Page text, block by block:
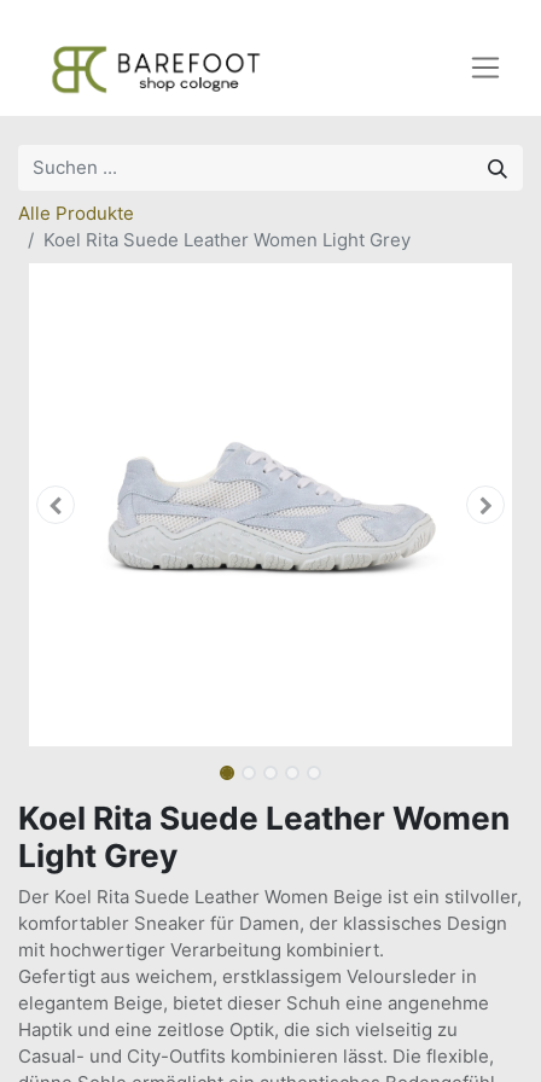
Alle Produkte
Koel Rita Suede Leather Women Light Grey
Koel Rita Suede Leather Women
Light Grey
Der Koel Rita Suede Leather Women Beige ist ein stilvoller,
komfortabler Sneaker für Damen, der klassisches Design
mit hochwertiger Verarbeitung kombiniert.
Gefertigt aus weichem, erstklassigem Veloursleder in
elegantem Beige, bietet dieser Schuh eine angenehme
Haptik und eine zeitlose Optik, die sich vielseitig zu
Casual- und City-Outfits kombinieren lässt. Die flexible,